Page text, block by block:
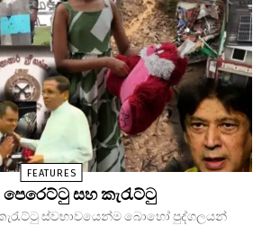
FEATURES
පෙරෙට්ටු සහ කැරැට්ටු
ස්වභාවයෙන්ම බොහෝ පුද්ගලයන්